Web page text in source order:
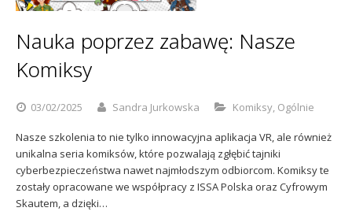
Nauka poprzez zabawę: Nasze
Komiksy
03/02/2025 Sandra Jurkowska Komiksy, Ogólnie
Nasze szkolenia to nie tylko innowacyjna aplikacja VR, ale również
unikalna seria komiksów, które pozwalają zgłębić tajniki
cyberbezpieczeństwa nawet najmłodszym odbiorcom. Komiksy te
zostały opracowane we współpracy z ISSA Polska oraz Cyfrowym
Skautem, a dzięki…